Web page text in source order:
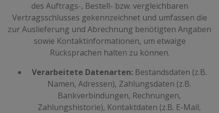
des Auftrags-, Bestell- bzw. vergleichbaren
Vertragsschlusses gekennzeichnet und umfassen die
zur Auslieferung und Abrechnung benötigten Angaben
sowie Kontaktinformationen, um etwaige
Rücksprachen halten zu können.
Verarbeitete Datenarten: Bestandsdaten (z.B.
Namen, Adressen), Zahlungsdaten (z.B.
Bankverbindungen, Rechnungen,
Zahlungshistorie), Kontaktdaten (z.B. E-Mail,